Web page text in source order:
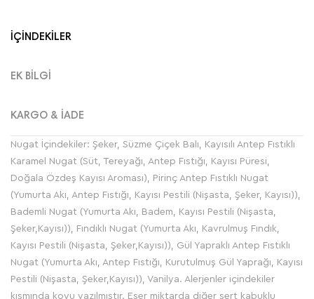
İÇİNDEKİLER
EK BİLGİ
KARGO & İADE
Nugat İçindekiler: Şeker, Süzme Çiçek Balı, Kayısılı Antep Fıstıklı
Karamel Nugat (Süt, Tereyağı, Antep Fıstığı, Kayısı Püresi,
Doğala Özdeş Kayısı Aroması), Pirinç Antep Fıstıklı Nugat
(Yumurta Akı, Antep Fıstığı, Kayısı Pestili (Nişasta, Şeker, Kayısı)),
Bademli Nugat (Yumurta Akı, Badem, Kayısı Pestili (Nişasta,
Şeker,Kayısı)), Fındıklı Nugat (Yumurta Akı, Kavrulmuş Fındık,
Kayısı Pestili (Nişasta, Şeker,Kayısı)), Gül Yapraklı Antep Fıstıklı
Nugat (Yumurta Akı, Antep Fıstığı, Kurutulmuş Gül Yaprağı, Kayısı
Pestili (Nişasta, Şeker,Kayısı)), Vanilya. Alerjenler içindekiler
kısmında koyu yazılmıştır. Eser miktarda diğer sert kabuklu